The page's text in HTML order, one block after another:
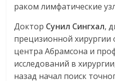
раком лимфатические
Доктор Сунил Сингхал,
прецизионной хирургии
центра Абрамсона и
исследований в
назад начал поиск